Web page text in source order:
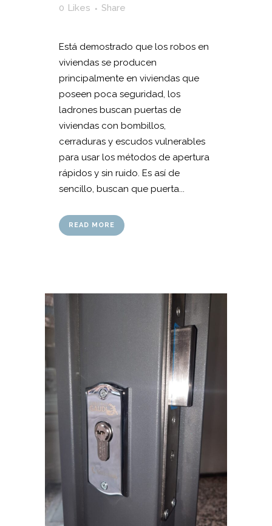
0 Likes Share
Está demostrado que los robos en
viviendas se producen
principalmente en viviendas que
poseen poca seguridad, los
ladrones buscan puertas de
viviendas con bombillos,
cerraduras y escudos vulnerables
para usar los métodos de apertura
rápidos y sin ruido. Es así de
sencillo, buscan que puerta...
READ MORE